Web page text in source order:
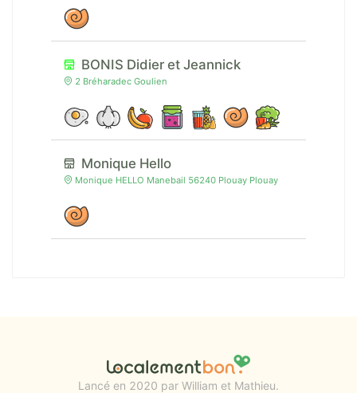
BONIS Didier et Jeannick
2 Bréharadec Goulien
Monique Hello
Monique HELLO Manebail 56240 Plouay Plouay
Lancé en 2020 par William et Mathieu.